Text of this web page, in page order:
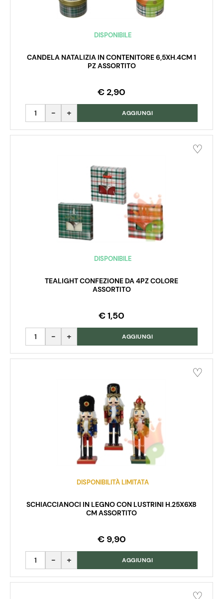
DISPONIBILE
CANDELA NATALIZIA IN CONTENITORE 6,5XH.4CM 1
PZ ASSORTITO
€ 2,90
Quantità AGGIUNGI
DISPONIBILE
TEALIGHT CONFEZIONE DA 4PZ COLORE
ASSORTITO
€ 1,50
Quantità AGGIUNGI
DISPONIBILITÀ LIMITATA
SCHIACCIANOCI IN LEGNO CON LUSTRINI H.25X6X8
CM ASSORTITO
€ 9,90
Quantità AGGIUNGI